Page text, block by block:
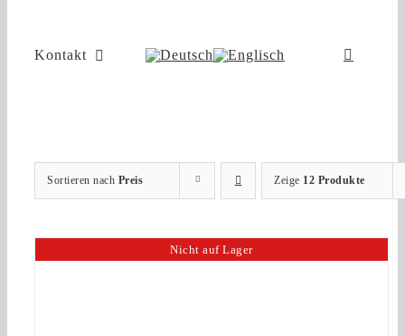
Kontakt
Sortieren nach Preis Zeige 12 Produkte
Nicht auf Lager